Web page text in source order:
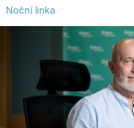
Noční linka